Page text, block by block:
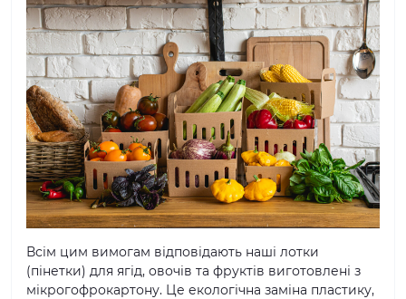
Всім цим вимогам відповідають наші лотки
(пінетки) для ягід, овочів та фруктів виготовлені з
мікрогофрокартону. Це екологічна заміна пластику,